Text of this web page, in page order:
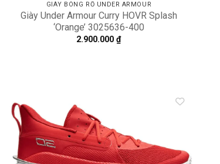
GIÀY BÓNG RỔ UNDER ARMOUR
Giày Under Armour Curry HOVR Splash
‘Orange’ 3025636-400
2.900.000₫